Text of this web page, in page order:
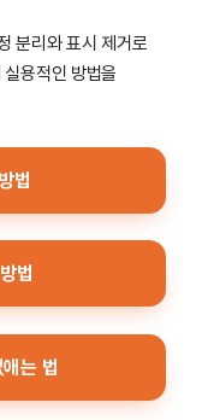
분리와 표시 제거로
용적인 방법을
법
법
는 법